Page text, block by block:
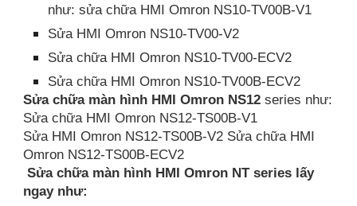
như: sửa chữa HMI Omron NS10-TV00B-V1
Sửa HMI Omron NS10-TV00-V2
Sửa chữa HMI Omron NS10-TV00-ECV2
Sửa chữa HMI Omron NS10-TV00B-ECV2
Sửa chữa màn hình HMI Omron NS12series như:
Sửa chữa HMI Omron NS12-TS00B-V1
Sửa HMI Omron NS12-TS00B-V2 Sửa chữa HMI
Omron NS12-TS00B-ECV2
Sửa chữa màn hình HMI Omron NT series lấy
ngay như: